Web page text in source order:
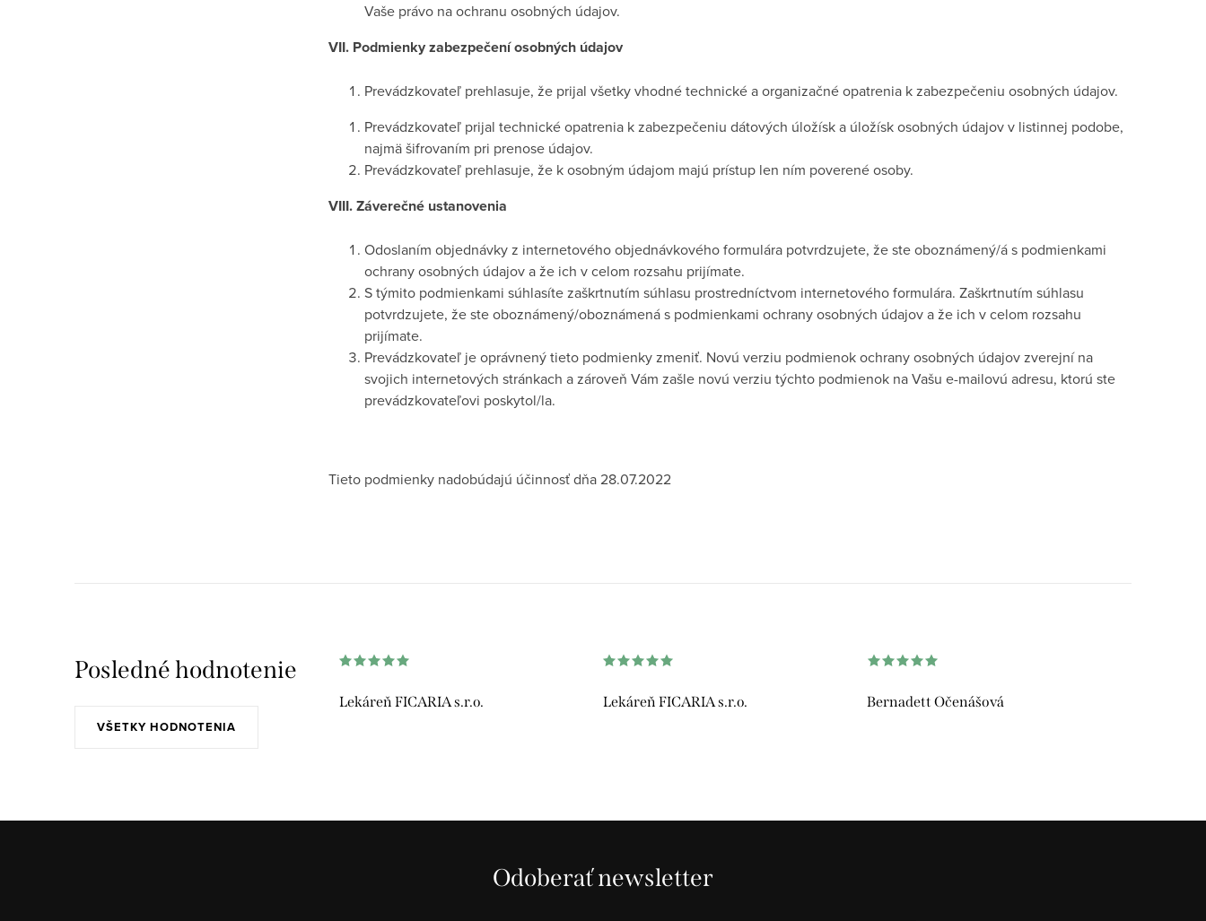
Vaše právo na ochranu osobných údajov.
VII. Podmienky zabezpečení osobných údajov
Prevádzkovateľ prehlasuje, že prijal všetky vhodné technické a organizačné opatrenia k zabezpečeniu osobných údajov.
Prevádzkovateľ prijal technické opatrenia k zabezpečeniu dátových úložísk a úložísk osobných údajov v listinnej podobe,
najmä šifrovaním pri prenose údajov.
Prevádzkovateľ prehlasuje, že k osobným údajom majú prístup len ním poverené osoby.
VIII. Záverečné ustanovenia
Odoslaním objednávky z internetového objednávkového formulára potvrdzujete, že ste oboznámený/á s podmienkami
ochrany osobných údajov a že ich v celom rozsahu prijímate.
S týmito podmienkami súhlasíte zaškrtnutím súhlasu prostredníctvom internetového formulára. Zaškrtnutím súhlasu
potvrdzujete, že ste oboznámený/oboznámená s podmienkami ochrany osobných údajov a že ich v celom rozsahu
prijímate.
Prevádzkovateľ je oprávnený tieto podmienky zmeniť. Novú verziu podmienok ochrany osobných údajov zverejní na
svojich internetových stránkach a zároveň Vám zašle novú verziu týchto podmienok na Vašu e-mailovú adresu, ktorú ste
prevádzkovateľovi poskytol/la.
Tieto podmienky nadobúdajú účinnosť dňa 28.07.2022
Posledné hodnotenie
VŠETKY HODNOTENIA
Lekáreň FICARIA s.r.o. Lekáreň FICARIA s.r.o. Bernadett Očenášová
Odoberať newsletter